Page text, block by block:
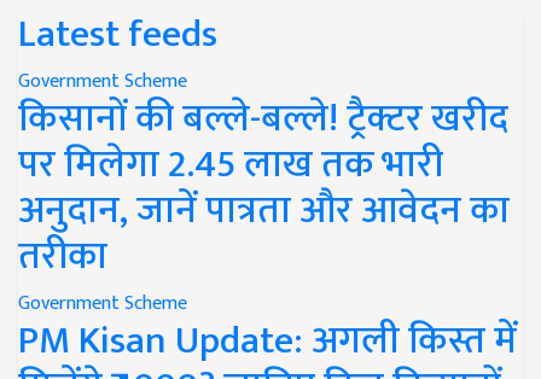
Latest feeds
Government Scheme
किसानों की बल्ले-बल्ले! ट्रैक्टर खरीद
पर मिलेगा 2.45 लाख तक भारी
अनुदान, जानें पात्रता और आवेदन का
तरीका
Government Scheme
PM Kisan Update: अगली किस्त में